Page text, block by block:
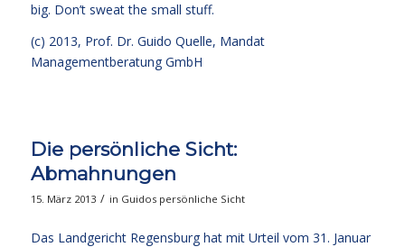
big. Don’t sweat the small stuff.
(c) 2013, Prof. Dr. Guido Quelle, Mandat
Managementberatung GmbH
Die persönliche Sicht:
Abmahnungen
15. März 2013 / in Guidos persönliche Sicht
Das Landgericht Regensburg hat mit Urteil vom 31. Januar